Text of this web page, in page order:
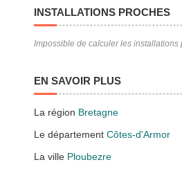
INSTALLATIONS PROCHES
Impossible de calculer les installations
EN SAVOIR PLUS
La région Bretagne
Le départementCôtes-d'Armor
La ville Ploubezre